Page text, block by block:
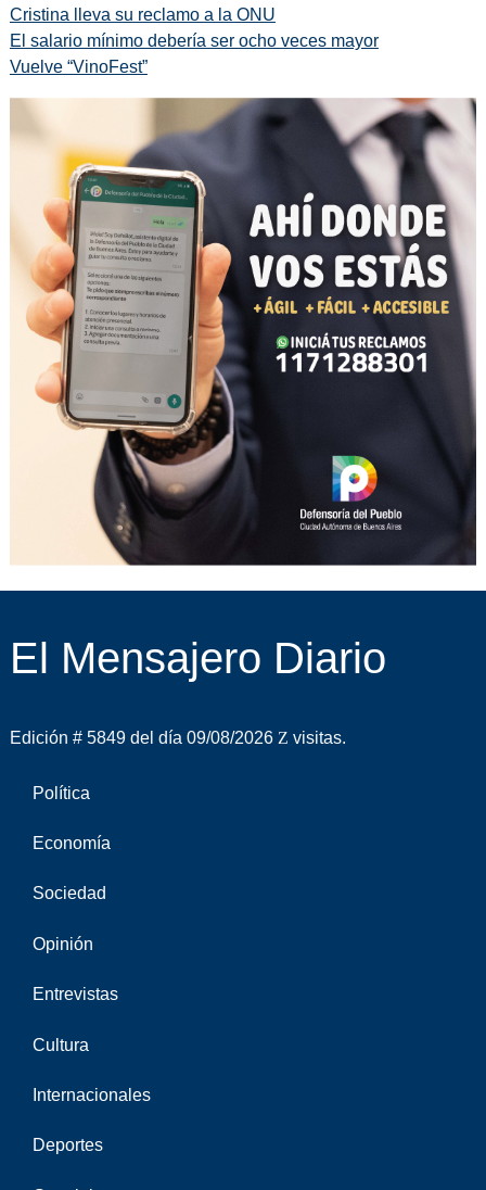
Cristina lleva su reclamo a la ONU
El salario mínimo debería ser ocho veces mayor
Vuelve “VinoFest”
El Mensajero Diario
Edición # 5849 del día 09/08/2026 visitas.
Política
Economía
Sociedad
Opinión
Entrevistas
Cultura
Internacionales
Deportes